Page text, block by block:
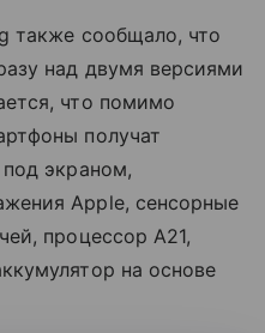
также сообщало, что
над двумя версиями
что помимо
получат
экраном,
Apple, сенсорные
процессор A21,
на основе